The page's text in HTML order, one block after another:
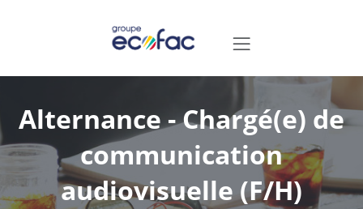
Alternance - Chargé(e) de
communication
audiovisuelle (F/H)